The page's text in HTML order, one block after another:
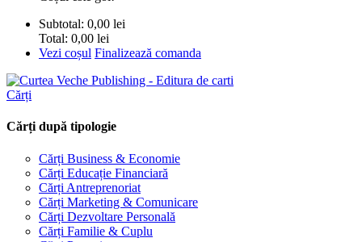
Subtotal: 0,00 lei
Total: 0,00 lei
Vezi coșul Finalizează comanda
Cărți
Cărți după tipologie
Cărți Business & Economie
Cărți Educație Financiară
Cărți Antreprenoriat
Cărți Marketing & Comunicare
Cărți Dezvoltare Personală
Cărți Familie & Cuplu